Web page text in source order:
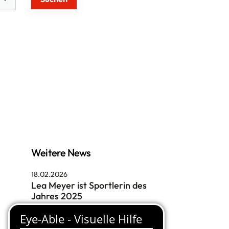
Weitere News
18.02.2026
Lea Meyer ist Sportlerin des
Jahres 2025
18.02.2026